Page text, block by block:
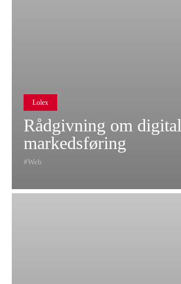
Lolex
Rådgivning om digital
markedsføring
Web